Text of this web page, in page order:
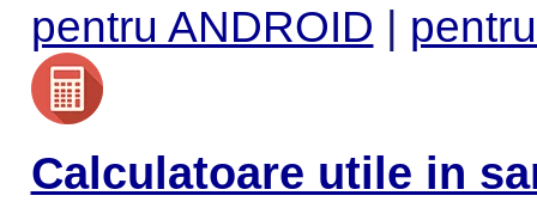
pentru ANDROID |
Calculatoare utile in